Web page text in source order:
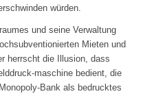
würden.
und seine Verwaltung
Mieten und
herrscht die Illusion, dass
maschine bedient, die
Bank als bedrucktes